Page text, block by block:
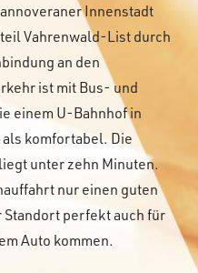
Innenstadt
Vahrenwald-List durch
an den
ist mit Bus- und
einem U-Bahnhof in
komfortabel. Die
unter zehn Minuten.
nur einen guten
perfekt auch für
Auto kommen.